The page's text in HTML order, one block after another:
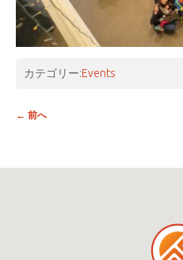
カテゴリー:Events
投稿ナビゲーション
← 前へ